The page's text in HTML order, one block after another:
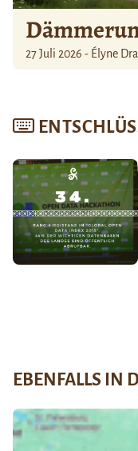
27 Juli 2026 - Élyne
EBENFALLS IN